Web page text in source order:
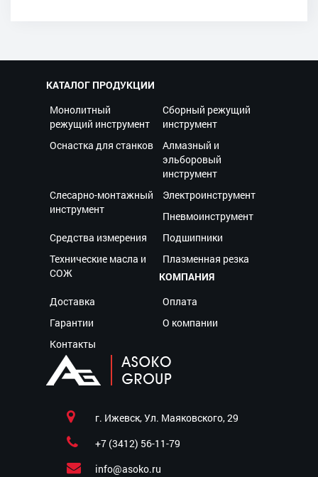
КАТАЛОГ ПРОДУКЦИИ
Монолитный
режущий инструмент
Сборный режущий
инструмент
Оснастка для станков
Алмазный и
эльборовый
инструмент
Слесарно-монтажный
инструмент
Электроинструмент
Пневмоинструмент
Средства измерения
Подшипники
Технические масла и
СОЖ
Плазменная резка
КОМПАНИЯ
Доставка
Оплата
Гарантии
О компании
Контакты
г. Ижевск, Ул. Маяковского, 29
+7 (3412) 56-11-79
info@asoko.ru